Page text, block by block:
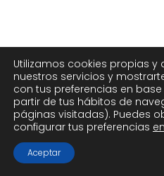
Utilizamos cookies propias
nuestros servicios y
con tus preferencias en
partir de tus hábitos de
páginas visitadas). Puedes
configurar tus preferencias
Aceptar